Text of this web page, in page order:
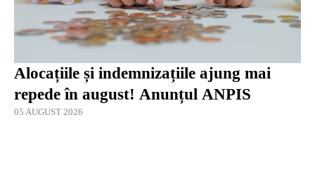
Alocațiile și indemnizațiile ajung mai
repede în august! Anunțul ANPIS
05 AUGUST 2026